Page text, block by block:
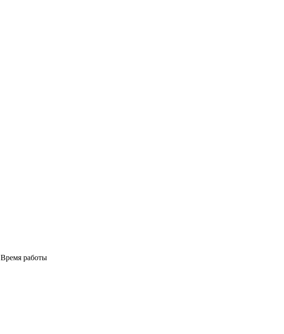
Время работы